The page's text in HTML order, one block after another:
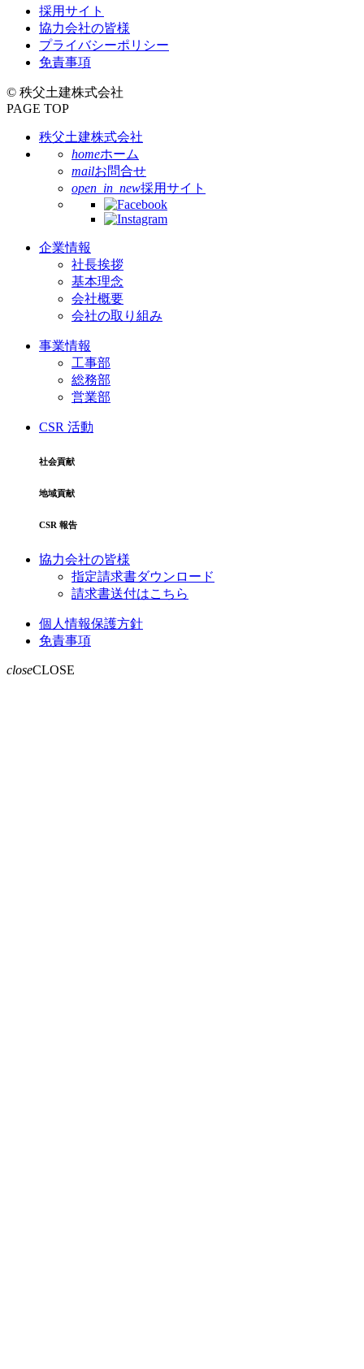
採用サイト
協力会社の皆様
プライバシーポリシー
免責事項
© 秩父土建株式会社
PAGE TOP
秩父土建株式会社
homeホーム
mailお問合せ
open_in_new採用サイト
企業情報
社長挨拶
基本理念
会社概要
会社の取り組み
事業情報
工事部
総務部
営業部
CSR 活動
社会貢献
地域貢献
CSR 報告
協力会社の皆様
指定請求書ダウンロード
請求書送付はこちら
個人情報保護方針
免責事項
closeCLOSE